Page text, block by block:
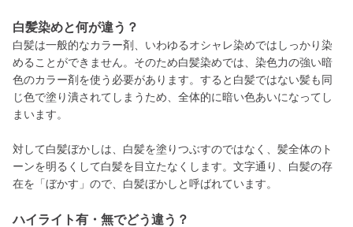
白髪染めと何が違う？
白髪は一般的なカラー剤、いわゆるオシャレ染めではしっかり染
めることができません。そのため白髪染めでは、染色力の強い暗
色のカラー剤を使う必要があります。すると白髪ではない髪も同
じ色で塗り潰されてしまうため、全体的に暗い色あいになってし
まいます。
対して白髪ぼかしは、白髪を塗りつぶすのではなく、髪全体のト
ーンを明るくして白髪を目立たなくします。文字通り、白髪の存
在を「ぼかす」ので、白髪ぼかしと呼ばれています。
ハイライト有・無でどう違う？